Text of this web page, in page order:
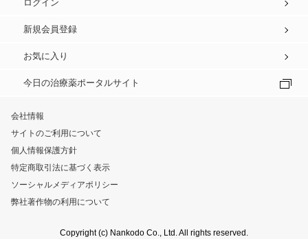
ログイン
新規会員登録
お気に入り
今日の治療薬ポータルサイト
会社情報
サイトのご利用について
個人情報保護方針
特定商取引法に基づく表示
ソーシャルメディアポリシー
弊社著作物の利用について
Copyright (c) Nankodo Co., Ltd. All rights reserved.